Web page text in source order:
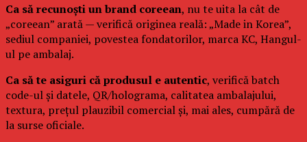
Ca să recunoști un brand coreean, nu te uita la cât de
„coreean” arată — verifică originea reală: „Made in Korea”,
sediul companiei, povestea fondatorilor, marca KC, Hangul-
ul pe ambalaj.
Ca să te asiguri că produsul e autentic, verifică batch
code-ul și datele, QR/holograma, calitatea ambalajului,
textura, prețul plauzibil comercial și, mai ales, cumpără de
la surse oficiale.